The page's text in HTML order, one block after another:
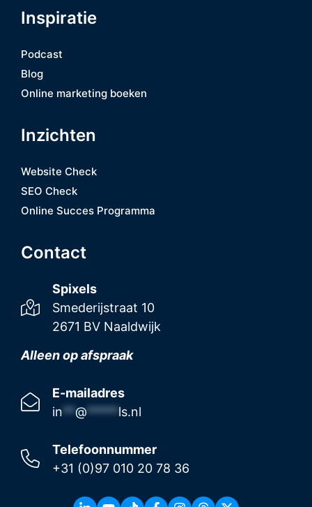
Inspiratie
Podcast
Blog
Online marketing boeken
Inzichten
Website Check
SEO Check
Online Succes Programma
Contact
Spixels
Smederijstraat 10
2671 BV Naaldwijk
Alleen op afspraak
E-mailadres
in**@*****ls.nl
Telefoonnummer
+31 (0)97 010 20 78 36